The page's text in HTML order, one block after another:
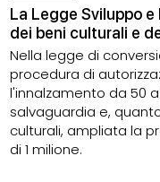
La Legge Sviluppo
dei beni culturali e
Nella legge di
procedura di
l'innalzamento da 50
salvaguardia e,
culturali, ampliata la
di 1 milione.